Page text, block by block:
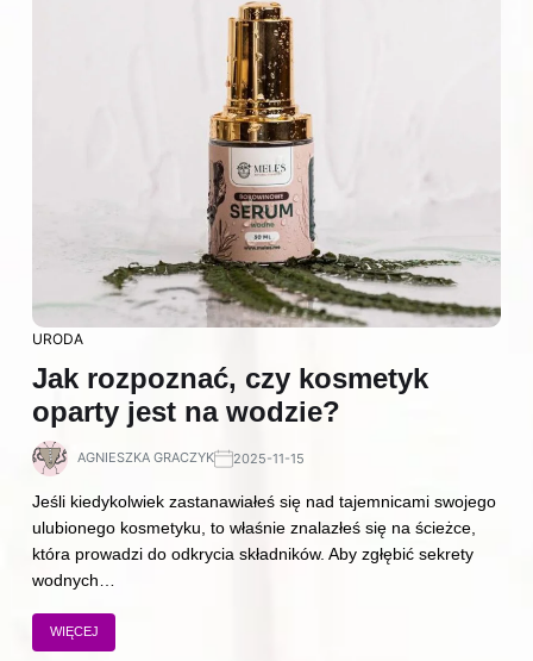
URODA
Jak rozpoznać, czy kosmetyk
oparty jest na wodzie?
AGNIESZKA GRACZYK 2025-11-15
Jeśli kiedykolwiek zastanawiałeś się nad tajemnicami swojego
ulubionego kosmetyku, to właśnie znalazłeś się na ścieżce,
która prowadzi do odkrycia składników. Aby zgłębić sekrety
wodnych…
WIĘCEJ